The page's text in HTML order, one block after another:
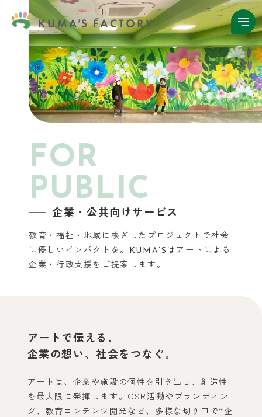
FOR
PUBLIC
企業・公共向けサービス
教育・福祉・地域に根ざしたプロジェクトで社会
に優しいインパクトを。KUMA’Sはアートによる
企業・行政支援をご提案します。
アートで伝える、
企業の想い、社会をつなぐ。
アートは、企業や施設の個性を引き出し、 創造性
を最大限に発揮します。 CSR活動やブランディン
グ、教育コンテンツ開発など、 多様な切り口で“企